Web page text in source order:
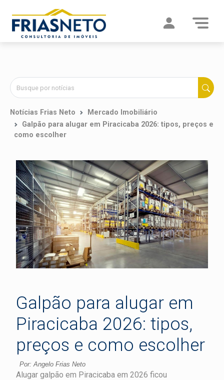
Notícias Frias Neto
Mercado Imobiliário
Galpão para alugar em Piracicaba 2026: tipos, preços e
como escolher
Galpão para alugar em
Piracicaba 2026: tipos,
preços e como escolher
Por: Angelo Frias Neto
Alugar galpão em Piracicaba em 2026 ficou